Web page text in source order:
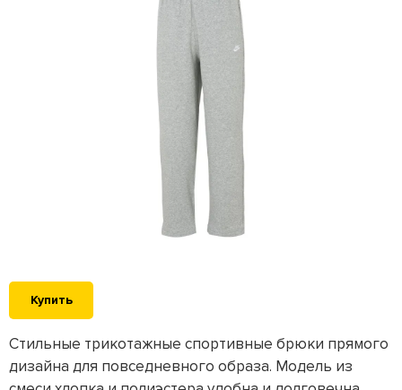
Купить
Стильные трикотажные спортивные брюки прямого
дизайна для повседневного образа. Модель из